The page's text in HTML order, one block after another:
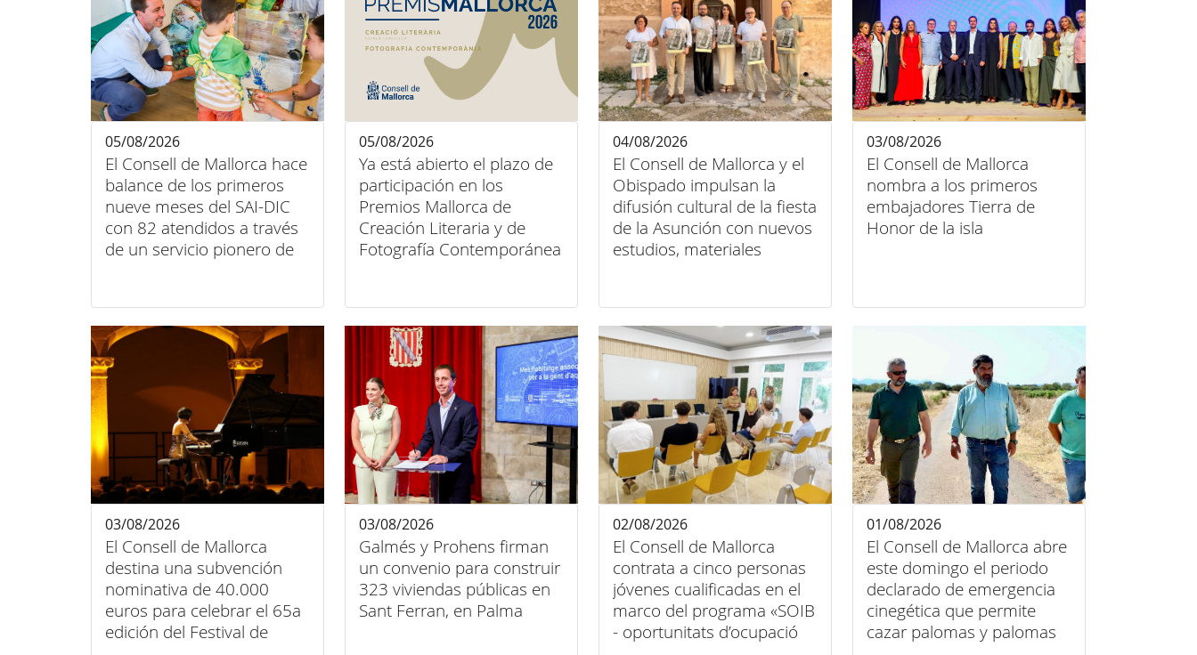
El Consell de Mallorca hace
balance de los primeros
nueve meses del SAI-DIC
con 82 atendidos a través
de un servicio pionero de
05/08/2026
Ya está abierto el plazo de
participación en los
Premios Mallorca de
Creación Literaria y de
Fotografía Contemporánea
05/08/2026
El Consell de Mallorca y el
Obispado impulsan la
difusión cultural de la fiesta
de la Asunción con nuevos
estudios, materiales
04/08/2026
El Consell de Mallorca
nombra a los primeros
embajadores Tierra de
Honor de la isla
03/08/2026
El Consell de Mallorca
destina una subvención
nominativa de 40.000
euros para celebrar el 65a
edición del Festival de
03/08/2026
Galmés y Prohens firman
un convenio para construir
323 viviendas públicas en
Sant Ferran, en Palma
03/08/2026
El Consell de Mallorca
contrata a cinco personas
jóvenes cualificadas en el
marco del programa «SOIB
- oportunitats d’ocupació
02/08/2026
El Consell de Mallorca abre
este domingo el periodo
declarado de emergencia
cinegética que permite
cazar palomas y palomas
01/08/2026